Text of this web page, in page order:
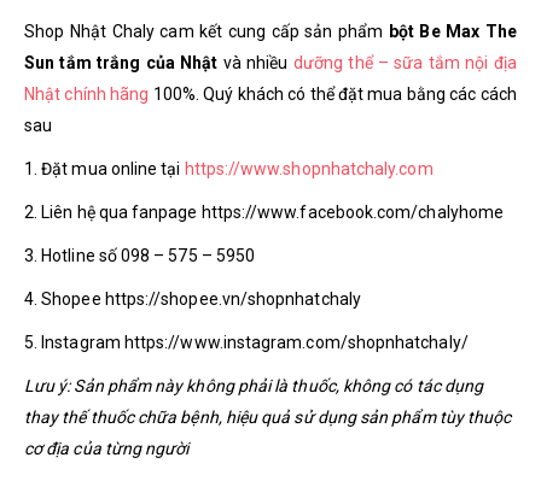
Shop Nhật Chaly cam kết cung cấp sản phẩm bột Be Max The
Sun tắm trắng của Nhật và nhiều dưỡng thể – sữa tắm nội địa
Nhật chính hãng 100%. Quý khách có thể đặt mua bằng các cách
sau
1. Đặt mua online tại https://www.shopnhatchaly.com
2. Liên hệ qua fanpage https://www.facebook.com/chalyhome
3. Hotline số 098 – 575 – 5950
4. Shopee https://shopee.vn/shopnhatchaly
5. Instagram https://www.instagram.com/shopnhatchaly/
Lưu ý: Sản phẩm này không phải là thuốc, không có tác dụng
thay thế thuốc chữa bệnh, hiệu quả sử dụng sản phẩm tùy thuộc
cơ địa của từng người